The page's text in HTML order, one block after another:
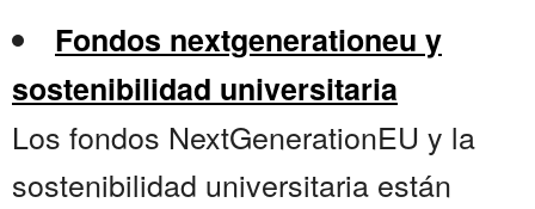
Fondos nextgenerationeu y
sostenibilidad universitaria
Los fondos NextGenerationEU y la
sostenibilidad universitaria están